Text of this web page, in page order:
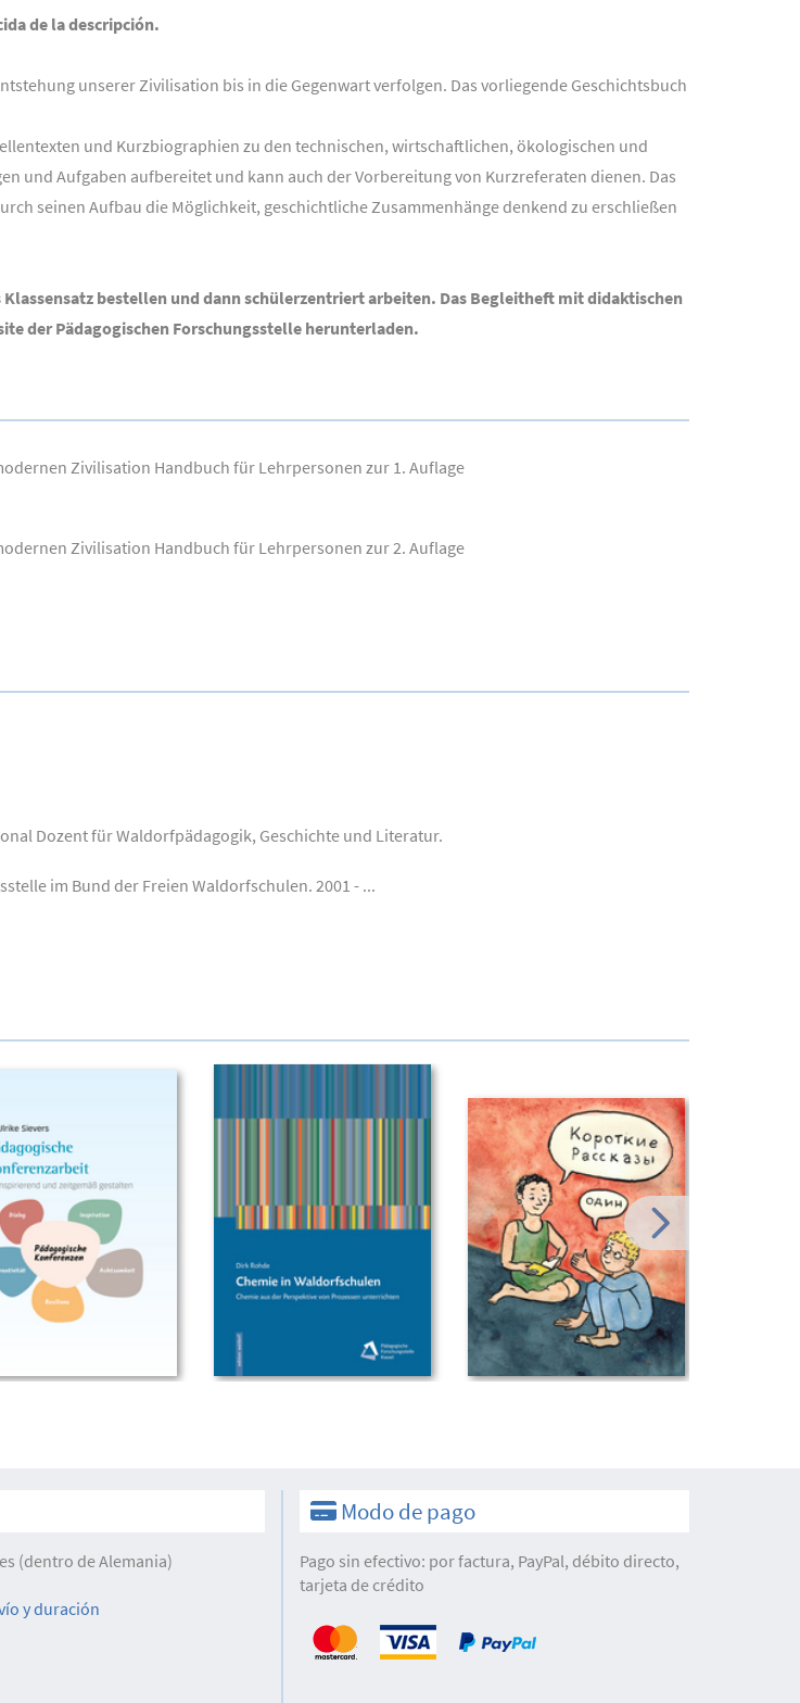
de la descripción.
unserer Zivilisation bis in die Gegenwart verfolgen. Das vorliegende Geschichtsbuch
und Kurzbiographien zu den technischen, wirtschaftlichen, ökologischen und
und Aufgaben aufbereitet und kann auch der Vorbereitung von Kurzreferaten dienen. Das
seinen Aufbau die Möglichkeit, geschichtliche Zusammenhänge denkend zu erschließen
bestellen und dann schülerzentriert arbeiten. Das Begleitheft mit didaktischen
der Pädagogischen Forschungsstelle herunterladen.
Zivilisation Handbuch für Lehrpersonen zur 1. Auflage
Zivilisation Handbuch für Lehrpersonen zur 2. Auflage
Dozent für Waldorfpädagogik, Geschichte und Literatur.
im Bund der Freien Waldorfschulen. 2001 - ...
(dentro de Alemania)
y duración
Modo de pago
Pago sin efectivo: por factura, PayPal, débito directo,
tarjeta de crédito